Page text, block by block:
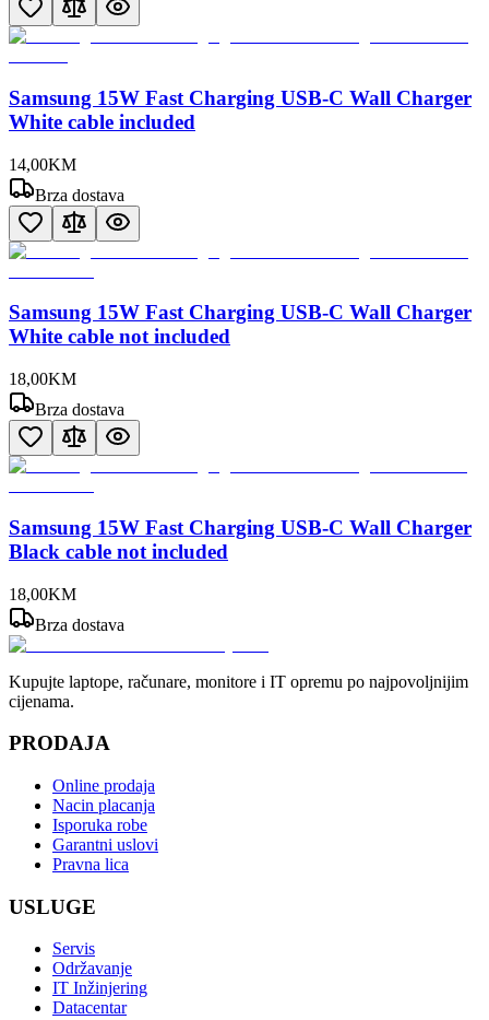
Samsung 15W Fast Charging USB-C Wall Charger
White cable included
14,00KM
Brza dostava
Samsung 15W Fast Charging USB-C Wall Charger
White cable not included
18,00KM
Brza dostava
Samsung 15W Fast Charging USB-C Wall Charger
Black cable not included
18,00KM
Brza dostava
Kupujte laptope, računare, monitore i IT opremu po najpovoljnijim
cijenama.
PRODAJA
Online prodaja
Nacin placanja
Isporuka robe
Garantni uslovi
Pravna lica
USLUGE
Servis
Održavanje
IT Inžinjering
Datacentar